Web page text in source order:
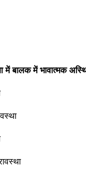
बालक में भावात्मक